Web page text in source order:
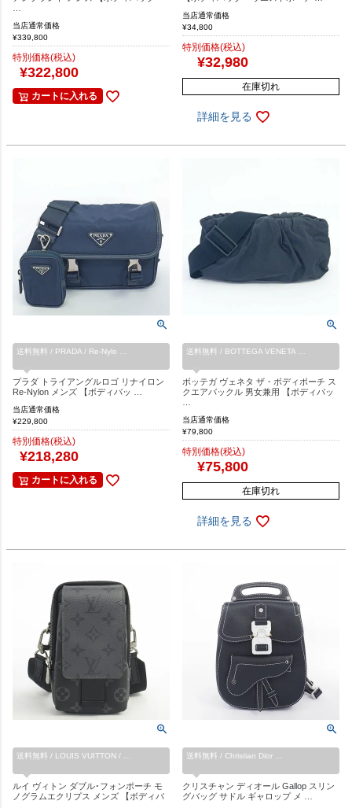
当店通常価格
¥339,800
特別価格(税込)
¥322,800
カートに入れる
当店通常価格
¥34,800
特別価格(税込)
¥32,980
在庫切れ
詳細を見る
送料無料 / PRADA / Re-Nylo …
プラダ トライアングルロゴ リナイロン
Re-Nylon メンズ 【ボディバッ …
当店通常価格
¥229,800
特別価格(税込)
¥218,280
カートに入れる
送料無料 / BOTTEGA VENETA …
ボッテガ ヴェネタ ザ・ボディポーチ ス
クエアバックル 男女兼用 【ボディバッ
当店通常価格
¥79,800
特別価格(税込)
¥75,800
在庫切れ
詳細を見る
送料無料 / LOUIS VUITTON / …
ルイ ヴィトン ダブル･フォンポーチ モ
ノグラムエクリプス メンズ 【ボディバ
送料無料 / Christian Dior …
クリスチャン ディオール Gallop スリン
グバッグ サドル ギャロップ メ …